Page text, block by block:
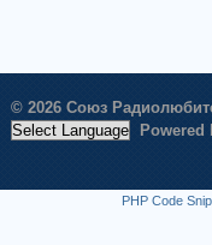
© 2026 Союз
Powered
PHP Code